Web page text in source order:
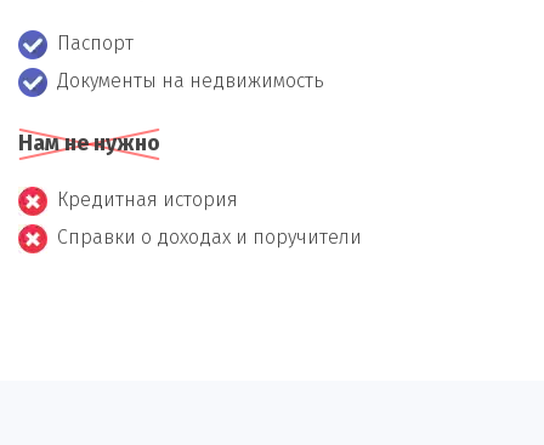
Паспорт
Документы на недвижимость
Нам не нужно
Кредитная история
Справки о доходах и поручители